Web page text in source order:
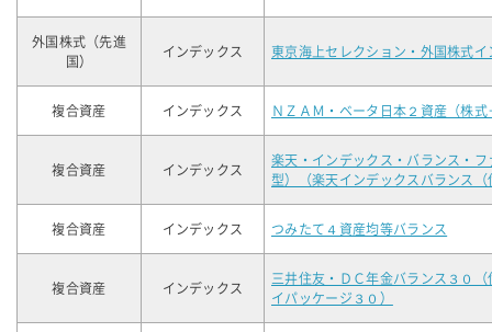
外国株式（先進
国）
インデックス 東京海上セレクション・外国株式イ
複合資産 インデックス ＮＺＡＭ・ベータ日本２資産（株式
複合資産 インデックス
楽天・インデックス・バランス・フ
型）（楽天インデックスバランス（
複合資産 インデックス つみたて４資産均等バランス
複合資産 インデックス
三井住友・ＤＣ年金バランス３０
イパッケージ３０）